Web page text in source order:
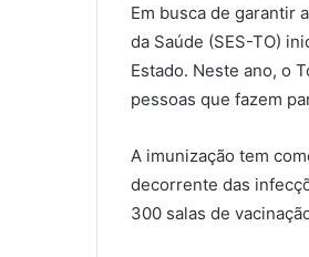
Em busca de garantir
da Saúde (SES-TO)
Estado. Neste ano, o
pessoas que fazem
A imunização tem
decorrente das
300 salas de